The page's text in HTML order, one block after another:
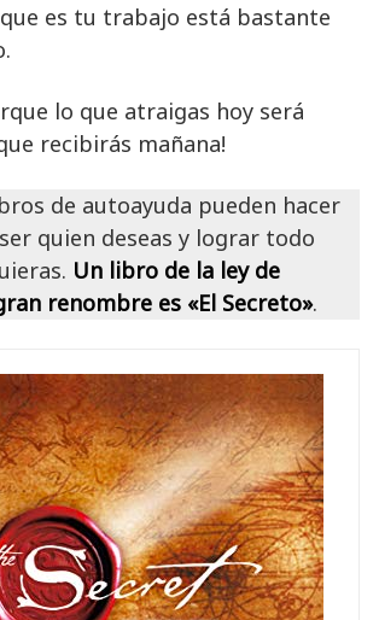
es tu trabajo está bastante
lo que atraigas hoy será
recibirás mañana!
de autoayuda pueden hacer
quien deseas y lograr todo
Un libro de la ley de
renombre es «El Secreto».